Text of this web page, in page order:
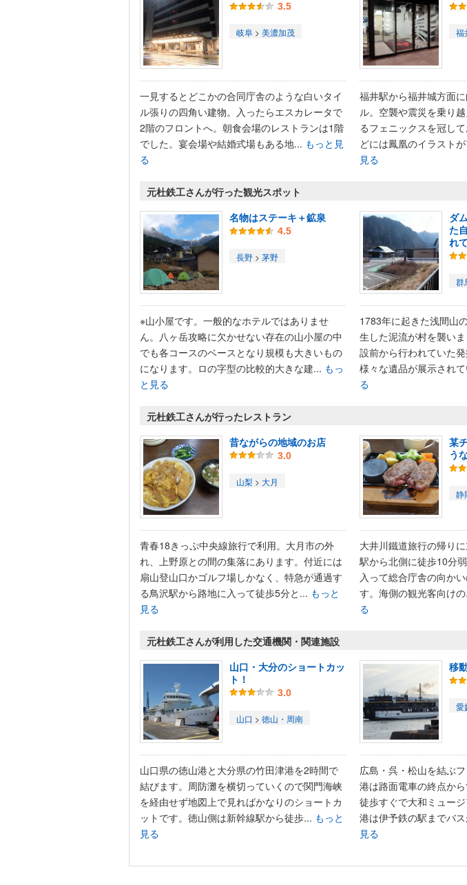
3.5
岐阜 > 美濃加茂
一見するとどこかの合同庁舎のような白いタイ
ル張りの四角い建物。入ったらエスカレータで
2階のフロントへ。朝食会場のレストランは1階
でした。宴会場や結婚式場もある地... もっと見
る
福
福井駅から福井城方面
ル。空襲や震災を乗り
るフェニックスを冠し
どには鳳凰のイラスト
見る
元杜鉄工さんが行った観光スポット
名物はステーキ＋鉱泉
4.5
長野 > 茅野
※山小屋です。一般的なホテルではありませ
ん。八ヶ岳攻略に欠かせない存在の山小屋の中
でも各コースのベースとなり規模も大きいもの
になります。ロの字型の比較的大きな建... もっ
と見る
ダ
た
れ
群
1783年に起きた浅間山
生した泥流が村を襲い
設前から行われていた
様々な遺品が展示され
る
元杜鉄工さんが行ったレストラン
昔ながらの地域のお店
3.0
山梨 > 大月
青春18きっぷ中央線旅行で利用。大月市の外
れ、上野原との間の集落にあります。付近には
扇山登山口かゴルフ場しかなく、特急が通過す
る鳥沢駅から路地に入って徒歩5分と... もっと
見る
某
う
静
大井川鐵道旅行の帰り
駅から北側に徒歩10分
入って総合庁舎の向か
す。海側の観光客向け
る
元杜鉄工さんが利用した交通機関・関連施設
山口・大分のショートカッ
ト！
3.0
山口 > 徳山・周南
山口県の徳山港と大分県の竹田津港を2時間で
結びます。周防灘を横切っていくので関門海峡
を経由せず地図上で見ればかなりのショートカ
ットです。徳山側は新幹線駅から徒歩... もっと
見る
移
愛
広島・呉・松山を結ぶ
港は路面電車の終点か
徒歩すぐで大和ミュー
港は伊予鉄の駅までバ
見る